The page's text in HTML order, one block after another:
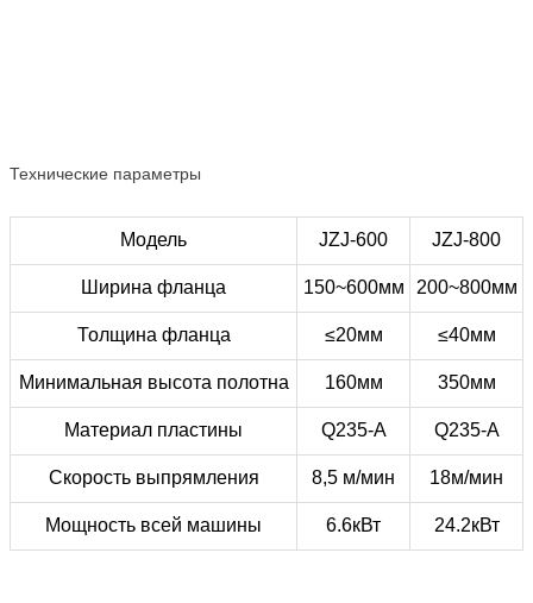
Технические параметры
Модель JZJ-600 JZJ-800
Ширина фланца 150~600мм 200~800мм
Толщина фланца ≤20мм ≤40мм
Минимальная высота полотна 160мм 350мм
Материал пластины Q235-А Q235-А
Скорость выпрямления 8,5 м/мин 18м/мин
Мощность всей машины 6.6кВт 24.2кВт